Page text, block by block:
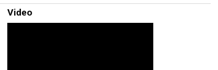
Video